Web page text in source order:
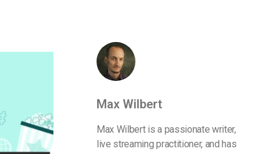
Max Wilbert
Max Wilbert is a passionate writer,
live streaming practitioner, and has